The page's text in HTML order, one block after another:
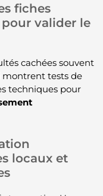
fiches
valider le
cachées souvent
montrent tests de
techniques pour
locaux et